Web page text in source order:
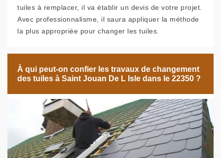
tuiles à remplacer, il va établir un devis de votre projet.
Avec professionnalisme, il saura appliquer la méthode
la plus appropriée pour changer les tuiles.
À qui peut-on confier les travaux de changement
des tuiles à Saint Jouan De L Isle dans le 22350 ?